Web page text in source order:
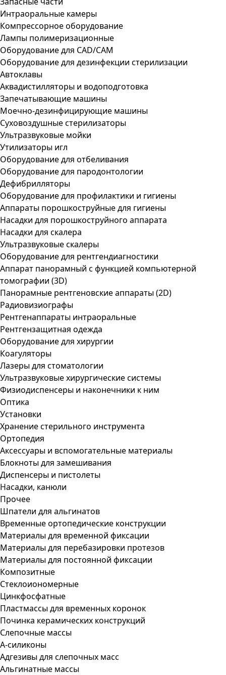
Интраоральные камеры
Компрессорное оборудование
Лампы полимеризационные
Оборудование для CAD/CAM
Оборудование для дезинфекции стерилизации
Автоклавы
Аквадистилляторы и водоподготовка
Запечатывающие машины
Моечно-дезинфицирующие машины
Суховоздушные стерилизаторы
Ультразвуковые мойки
Утилизаторы игл
Оборудование для отбеливания
Оборудование для пародонтологии
Дефибрилляторы
Оборудование для профилактики и гигиены
Аппараты порошкоструйные для гигиены
Насадки для порошкоструйного аппарата
Насадки для скалера
Ультразвуковые скалеры
Оборудование для рентгендиагностики
Аппарат панорамный с функцией компьютерной
томографии (3D)
Панорамные рентгеновские аппараты (2D)
Радиовизиографы
Рентгенаппараты интраоральные
Рентгензащитная одежда
Оборудование для хирургии
Коагуляторы
Лазеры для стоматологии
Ультразвуковые хирургические системы
Физиодиспенсеры и наконечники к ним
Оптика
Установки
Хранение стерильного инструмента
Ортопедия
Аксессуары и вспомогательные материалы
Блокноты для замешивания
Диспенсеры и пистолеты
Насадки, канюли
Прочее
Шпатели для альгинатов
Временные ортопедические конструкции
Материалы для временной фиксации
Материалы для перебазировки протезов
Материалы для постоянной фиксации
Композитные
Стеклоиономерные
Цинкфосфатные
Пластмассы для временных коронок
Починка керамических конструкций
Слепочные массы
А-силиконы
Адгезивы для слепочных масс
Альгинатные массы